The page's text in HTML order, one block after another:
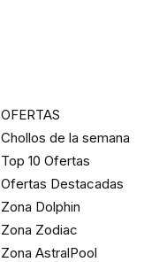
OFERTAS
Chollos de la semana
Top 10 Ofertas
Ofertas Destacadas
Zona Dolphin
Zona Zodiac
Zona AstralPool